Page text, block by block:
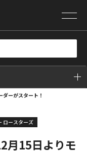
ダーがスタート！
ロースターズ
月15日よりモ